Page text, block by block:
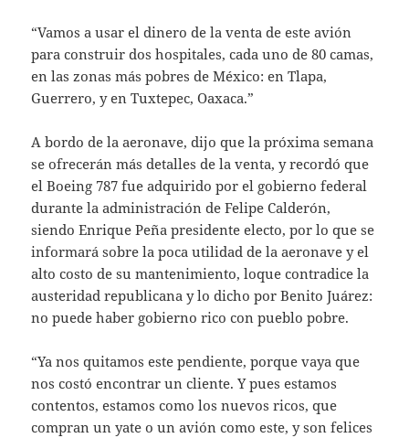
“Vamos a usar el dinero de la venta de este avión
para construir dos hospitales, cada uno de 80 camas,
en las zonas más pobres de México: en Tlapa,
Guerrero, y en Tuxtepec, Oaxaca.”
A bordo de la aeronave, dijo que la próxima semana
se ofrecerán más detalles de la venta, y recordó que
el Boeing 787 fue adquirido por el gobierno federal
durante la administración de Felipe Calderón,
siendo Enrique Peña presidente electo, por lo que se
informará sobre la poca utilidad de la aeronave y el
alto costo de su mantenimiento, loque contradice la
austeridad republicana y lo dicho por Benito Juárez:
no puede haber gobierno rico con pueblo pobre.
“Ya nos quitamos este pendiente, porque vaya que
nos costó encontrar un cliente. Y pues estamos
contentos, estamos como los nuevos ricos, que
compran un yate o un avión como este, y son felices